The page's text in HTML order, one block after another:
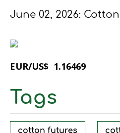
Πως θα μας βρείτε
ΑΚΟΛΟΥΘΗΣΤΕ ΜΑΣ
Πως θα μας βρείτε
ΑΚΟΛΟΥΘΗΣΤΕ ΜΑΣ
Πως θα μας βρείτε
ΑΚΟΛΟΥΘΗΣΤΕ ΜΑΣ
Πως θα μας βρείτε
ΑΚΟΛΟΥΘΗΣΤΕ ΜΑΣ
Πως θα μας βρείτε
ΑΚΟΛΟΥΘΗΣΤΕ ΜΑΣ
Πως θα μας βρείτε
ΑΚΟΛΟΥΘΗΣΤΕ ΜΑΣ
June 02, 2026:
EUR/US$ 1.16469
Tags
cotton futures